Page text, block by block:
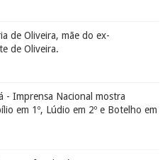
de Oliveira, mãe do ex-
de Oliveira.
- Imprensa Nacional mostra
em 1º, Lúdio em 2º e Botelho em